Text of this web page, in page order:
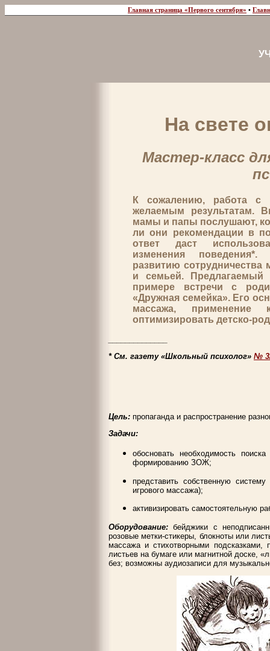
Главная страница «Первого сентября» •
На свете
Мастер-класс
К сожалению, работа с
желаемым результатам.
мамы и папы послушают,
ли они рекомендации в
ответ даст
изменения
развитию
и семьей. Предлагаемый
примере встречи с
«Дружная семейка». Его
массажа,
оптимизировать детско-
* См. газету «Школьный психолог» №
Цель: пропаганда и распространение
Задачи:
обосновать необходимость
формированию ЗОЖ;
представить собственную
игрового массажа);
активизировать самостоятельную
Оборудование:бейджики с
розовые метки-стикеры, блокноты или
массажа и стихотворными подсказками,
листьев на бумаге или магнитной доске,
без; возможны аудиозаписи для